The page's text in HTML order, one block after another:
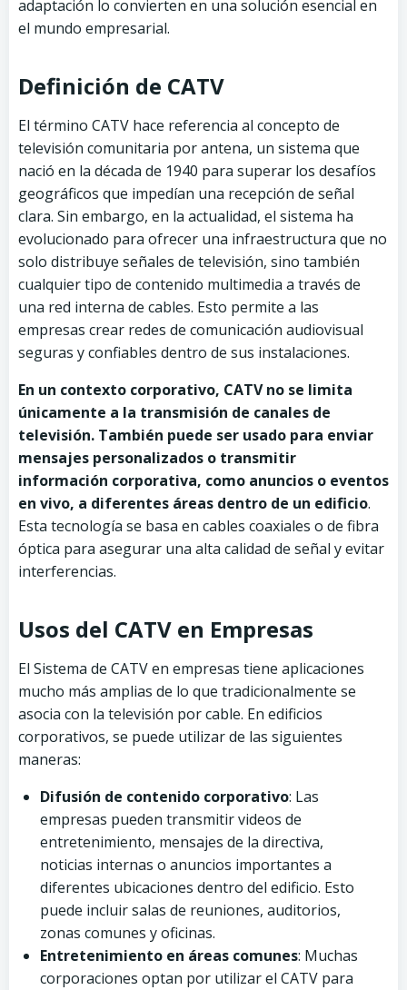
adaptación lo convierten en una solución esencial en
el mundo empresarial.
Definición de CATV
El término CATV hace referencia al concepto de
televisión comunitaria por antena, un sistema que
nació en la década de 1940 para superar los desafíos
geográficos que impedían una recepción de señal
clara. Sin embargo, en la actualidad, el sistema ha
evolucionado para ofrecer una infraestructura que no
solo distribuye señales de televisión, sino también
cualquier tipo de contenido multimedia a través de
una red interna de cables. Esto permite a las
empresas crear redes de comunicación audiovisual
seguras y confiables dentro de sus instalaciones.
En un contexto corporativo, CATV no se limita
únicamente a la transmisión de canales de
televisión. También puede ser usado para enviar
mensajes personalizados o transmitir
información corporativa, como anuncios o eventos
en vivo, a diferentes áreas dentro de un edificio.
Esta tecnología se basa en cables coaxiales o de fibra
óptica para asegurar una alta calidad de señal y evitar
interferencias.
Usos del CATV en Empresas
El Sistema de CATV en empresas tiene aplicaciones
mucho más amplias de lo que tradicionalmente se
asocia con la televisión por cable. En edificios
corporativos, se puede utilizar de las siguientes
maneras:
Difusión de contenido corporativo: Las
empresas pueden transmitir videos de
entretenimiento, mensajes de la directiva,
noticias internas o anuncios importantes a
diferentes ubicaciones dentro del edificio. Esto
puede incluir salas de reuniones, auditorios,
zonas comunes y oficinas.
Entretenimiento en áreas comunes: Muchas
corporaciones optan por utilizar el CATV para